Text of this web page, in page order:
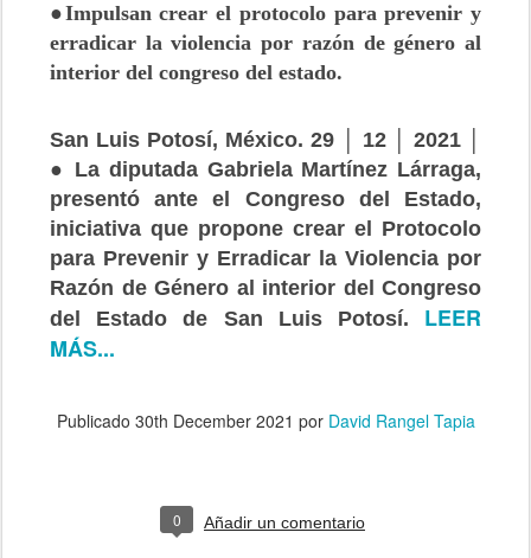
●Impulsan crear el protocolo para prevenir y
erradicar la violencia por razón de género al
interior del congreso del estado.
San Luis Potosí, México. 29 │ 12 │ 2021 │
● La diputada Gabriela Martínez Lárraga,
presentó ante el Congreso del Estado,
iniciativa que propone crear el Protocolo
para Prevenir y Erradicar la Violencia por
Razón de Género al interior del Congreso
del Estado de San Luis Potosí. LEER
MÁS...
Publicado 30th December 2021 por David Rangel Tapia
0 Añadir un comentario